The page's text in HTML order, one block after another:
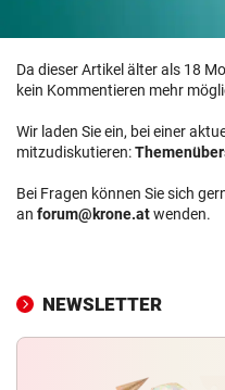
Da dieser Artikel älter als 18
kein Kommentieren mehr
Wir laden Sie ein, bei einer
mitzudiskutieren:
Bei Fragen können Sie sich
an forum@krone.atwenden.
NEWSLETTER